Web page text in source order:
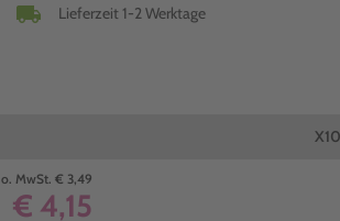
local_shipping Lieferzeit 1-2 Werktage
o. MwSt. € 3,49
€ 4,15